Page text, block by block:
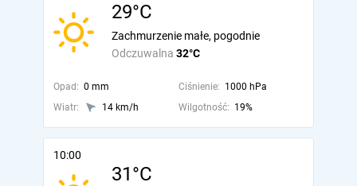
29°C
Odczuwalna 32°C
Zachmurzenie małe, pogodnie
Opad: 0 mm Ciśnienie: 1000 hPa
Wiatr:
14 km/h Wilgotność: 19%
10:00
31°C